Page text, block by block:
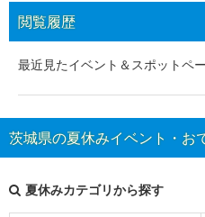
閲覧履歴
最近見たイベント＆スポットペ
茨城県の夏休みイベント・お
夏休みカテゴリから探す